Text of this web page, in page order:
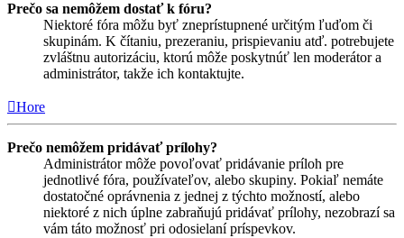
Prečo sa nemôžem dostať k fóru?
Niektoré fóra môžu byť zneprístupnené určitým ľuďom či
skupinám. K čítaniu, prezeraniu, prispievaniu atď. potrebujete
zvláštnu autorizáciu, ktorú môže poskytnúť len moderátor a
administrátor, takže ich kontaktujte.
Hore
Prečo nemôžem pridávať prílohy?
Administrátor môže povoľovať pridávanie príloh pre
jednotlivé fóra, používateľov, alebo skupiny. Pokiaľ nemáte
dostatočné oprávnenia z jednej z týchto možností, alebo
niektoré z nich úplne zabraňujú pridávať prílohy, nezobrazí sa
vám táto možnosť pri odosielaní príspevkov.